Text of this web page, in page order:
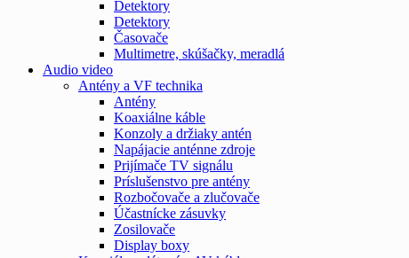
Detektory
Detektory
Časovače
Multimetre, skúšačky, meradlá
Audio video
Antény a VF technika
Antény
Koaxiálne káble
Konzoly a držiaky antén
Napájacie anténne zdroje
Prijímače TV signálu
Príslušenstvo pre antény
Rozbočovače a zlučovače
Účastnícke zásuvky
Zosilovače
Display boxy